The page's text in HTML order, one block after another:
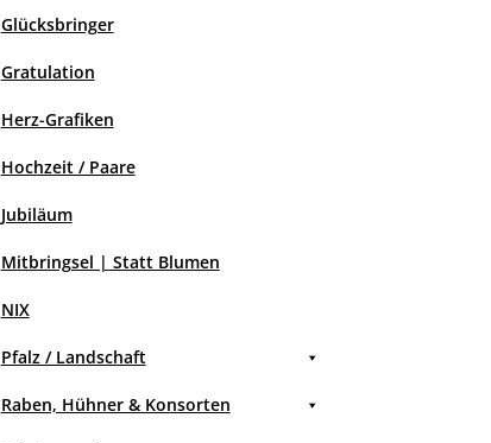
Glücksbringer
Gratulation
Herz-Grafiken
Hochzeit / Paare
Jubiläum
Mitbringsel | Statt Blumen
NIX
Pfalz / Landschaft
Raben, Hühner & Konsorten